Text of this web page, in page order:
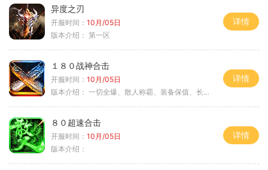
异度之刃
开服时间： 10月/05日
版本介绍： 第一区
详情
１８０战神合击
开服时间： 10月/05日
版本介绍： 一切全爆、散人称霸、装备保值、长期耐玩
详情
８０超速合击
开服时间： 10月/05日
版本介绍：
详情